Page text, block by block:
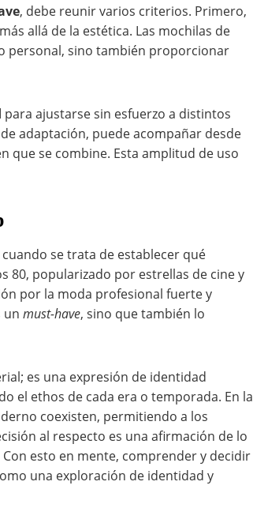
, debe reunir varios criterios. Primero,
allá de la estética. Las mochilas de
personal, sino también proporcionar
para ajustarse sin esfuerzo a distintos
adaptación, puede acompañar desde
que se combine. Esta amplitud de uso
se trata de establecer qué
80, popularizado por estrellas de cine y
por la moda profesional fuerte y
un must-have, sino que también lo
es una expresión de identidad
el ethos de cada era o temporada. En la
coexisten, permitiendo a los
al respecto es una afirmación de lo
esto en mente, comprender y decidir
una exploración de identidad y